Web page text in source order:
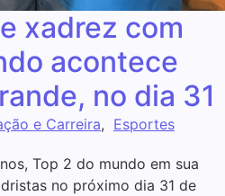
xadrez com
acontece
no dia 31
e Carreira, Esportes
Top 2 do mundo em sua
no próximo dia 31 de